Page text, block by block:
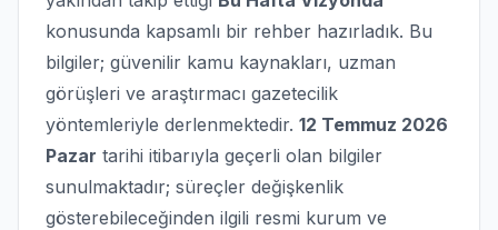
konusunda kapsamlı bir rehber hazırladık. Bu
bilgiler; güvenilir kamu kaynakları, uzman
görüşleri ve araştırmacı gazetecilik
yöntemleriyle derlenmektedir. 12 Temmuz 2026
Pazar tarihi itibarıyla geçerli olan bilgiler
sunulmaktadır; süreçler değişkenlik
gösterebileceğinden ilgili resmi kurum ve